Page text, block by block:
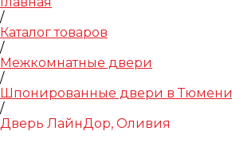
/
Каталог товаров
/
Межкомнатные двери
/
Шпонированные двери в Тюмени
/
Дверь ЛайнДор, Оливия